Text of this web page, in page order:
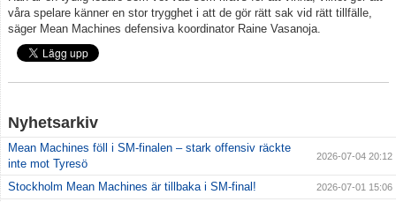
våra spelare känner en stor trygghet i att de gör rätt sak vid rätt tillfälle,
säger Mean Machines defensiva koordinator Raine Vasanoja.
Nyhetsarkiv
Mean Machines föll i SM-finalen – stark offensiv räckte
inte mot Tyresö
2026-07-04 20:12
Stockholm Mean Machines är tillbaka i SM-final! 2026-07-01 15:06